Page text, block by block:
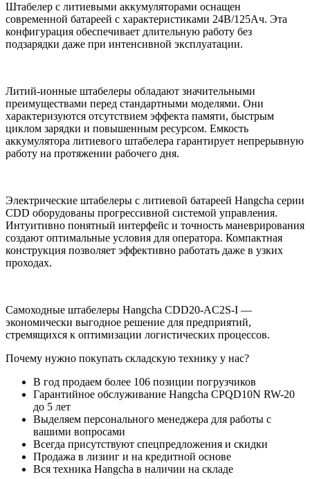
Штабелер с литиевыми аккумуляторами оснащен
современной батареей с характеристиками 24В/125Ач. Эта
конфигурация обеспечивает длительную работу без
подзарядки даже при интенсивной эксплуатации.
Литий-ионные штабелеры обладают значительными
преимуществами перед стандартными моделями. Они
характеризуются отсутствием эффекта памяти, быстрым
циклом зарядки и повышенным ресурсом. Емкость
аккумулятора литиевого штабелера гарантирует непрерывную
работу на протяжении рабочего дня.
Электрические штабелеры с литиевой батареей Hangcha серии
CDD оборудованы прогрессивной системой управления.
Интуитивно понятный интерфейс и точность маневрирования
создают оптимальные условия для оператора. Компактная
конструкция позволяет эффективно работать даже в узких
проходах.
Самоходные штабелеры Hangcha CDD20-AC2S-I —
экономически выгодное решение для предприятий,
стремящихся к оптимизации логистических процессов.
Почему нужно покупать складскую технику у нас?
В год продаем более 106 позиции погрузчиков
Гарантийное обслуживание Hangcha CPQD10N RW-20
до 5 лет
Выделяем персонального менеджера для работы с
вашими вопросами
Всегда присутствуют спецпредложения и скидки
Продажа в лизинг и на кредитной основе
Вся техника Hangcha в наличии на складе